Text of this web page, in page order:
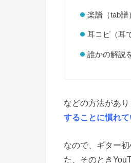
楽譜（tab譜
耳コピ（耳
誰かの解説
などの方法があり
することに慣れ
なので、ギター
た、そのとき